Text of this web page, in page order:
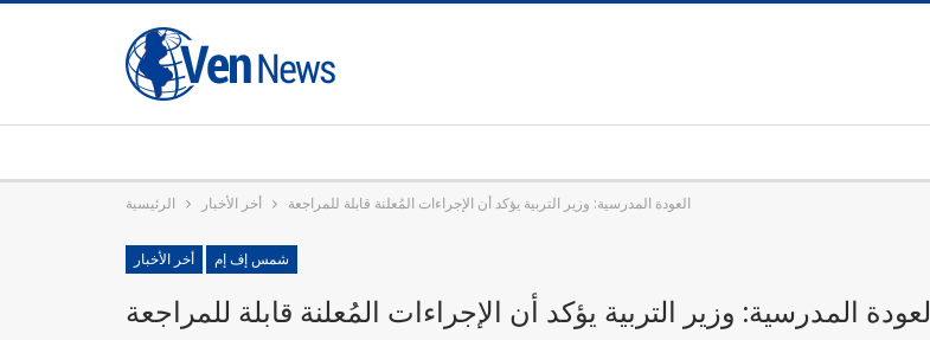
الرئيسية أخر الأخبار العودة المدرسية: وزير التربية يؤكد أن الإجراءات المُعلنة قابلة للمراجعة
أخر الأخبار شمس إف إم
العودة المدرسية: وزير التربية يؤكد أن الإجراءات المُعلنة قابلة للمراجعة